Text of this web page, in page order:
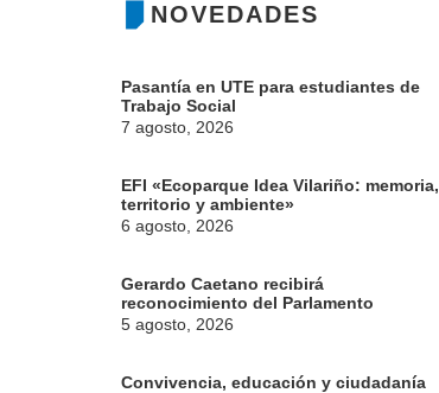
NOVEDADES
Pasantía en UTE para estudiantes de
Trabajo Social
7 agosto, 2026
EFI «Ecoparque Idea Vilariño: memoria,
territorio y ambiente»
6 agosto, 2026
Gerardo Caetano recibirá
reconocimiento del Parlamento
5 agosto, 2026
Convivencia, educación y ciudadanía